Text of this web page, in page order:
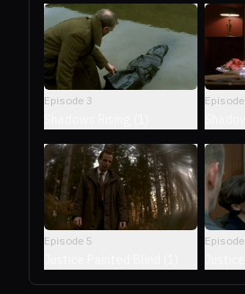
Episode 3 Episode
Episode 5 Episode